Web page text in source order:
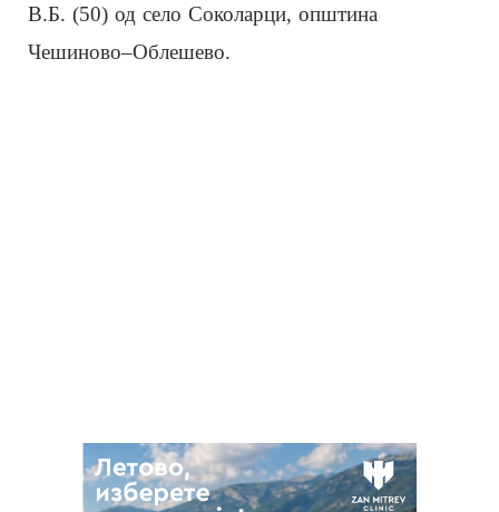
В.Б. (50) од село Соколарци, општина
Чешиново–Облешево.